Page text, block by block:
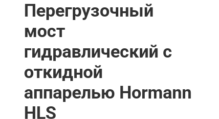
Перегрузочный
мост
гидравлический с
откидной
аппарелью Hormann
HLS